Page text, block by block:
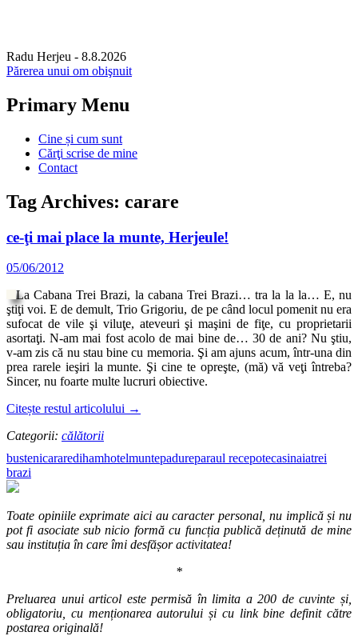
Radu Herjeu - 8.8.2026
Părerea unui om obişnuit
Primary Menu
Skip
content
Cine și cum sunt
Cărţi scrise de mine
Contact
Tag Archives: carare
ce-ţi mai place la munte, Herjeule!
05/06/2012
La Cabana Trei Brazi, la cabana Trei Brazi… tra la la la… E, nu
ştiţi voi. E de demult, Trio Grigoriu, de pe când locul pomenit nu era
sufocat de vile şi viluţe, ateveuri şi maşini de fiţe, cu proprietarii
asortaţi. N-am mai fost acolo de mai bine de… 30 de ani? Nu ştiu,
v-am zis că nu stau bine cu memoria. Şi am ajuns acum, într-una din
prea rarele ieşiri la munte. Şi cine te opreşte, (mă) vă veţi întreba?
Sincer, nu foarte multe lucruri obiective.
Citește restul articolului →
Categorii: călătorii
bustenicararedihamhotelmuntepadureparaul recepotecasinaiatrei
brazi
Toate opiniile exprimate aici au caracter personal, nu implică și nu
pot fi asociate sub nicio formă cu funcția publică deținută de mine
sau instituția în care îmi desfășor activitatea!
*
Preluarea unui articol este permisă în limita a 200 de cuvinte și,
obligatoriu, cu menționarea autorului și cu link bine definit către
postarea originală!